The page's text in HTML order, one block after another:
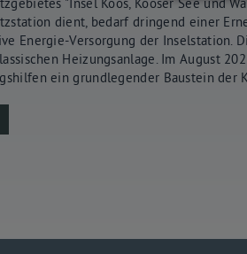
dient, bedarf dringend einer
Energie-Versorgung der Inselstation.
Heizungsanlage. Im August
ein grundlegender Baustein der